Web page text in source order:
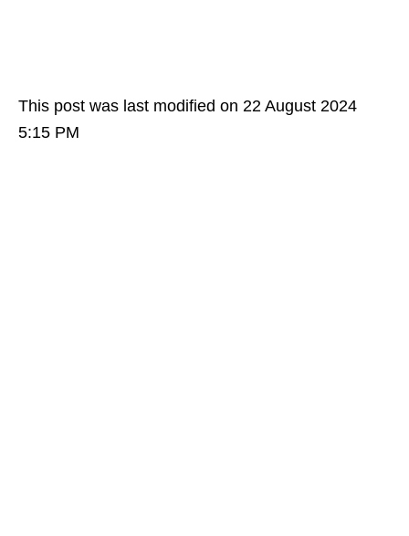
This post was last modified on 22 August 2024
5:15 PM